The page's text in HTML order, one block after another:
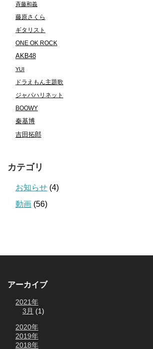
斉藤和義
藤原さくら
ギタリスト
ONE OK ROCK
AKB48
YUI
ドラえもん主題歌
ジャパハリネット
BOOWY
秦基博
吉田拓郎
カテゴリ
お知らせ (4)
動画 (56)
アーカイブ
2021年
3月 (1)
2020年
2019年
2018年